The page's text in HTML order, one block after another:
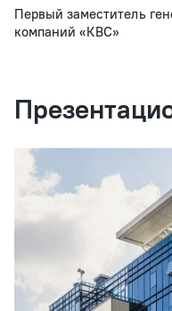
Первый заместитель
компаний «КВС»